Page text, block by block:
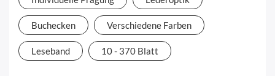
Buchecken Verschiedene Farben
Leseband 10 - 370 Blatt